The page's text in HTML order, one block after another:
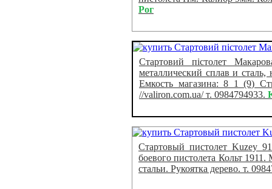
Рог
Стартовий пістолет
металлический сплав и
Емкость магазина: 8 1 (9)
//valiron.com.ua/ т. 0984794933.
Стартовый пистолет Kuzey
боевого пистолета Кольт
стальи. Рукоятка дерево. т.